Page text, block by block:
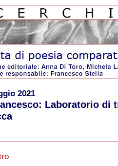
2021
Laboratorio di